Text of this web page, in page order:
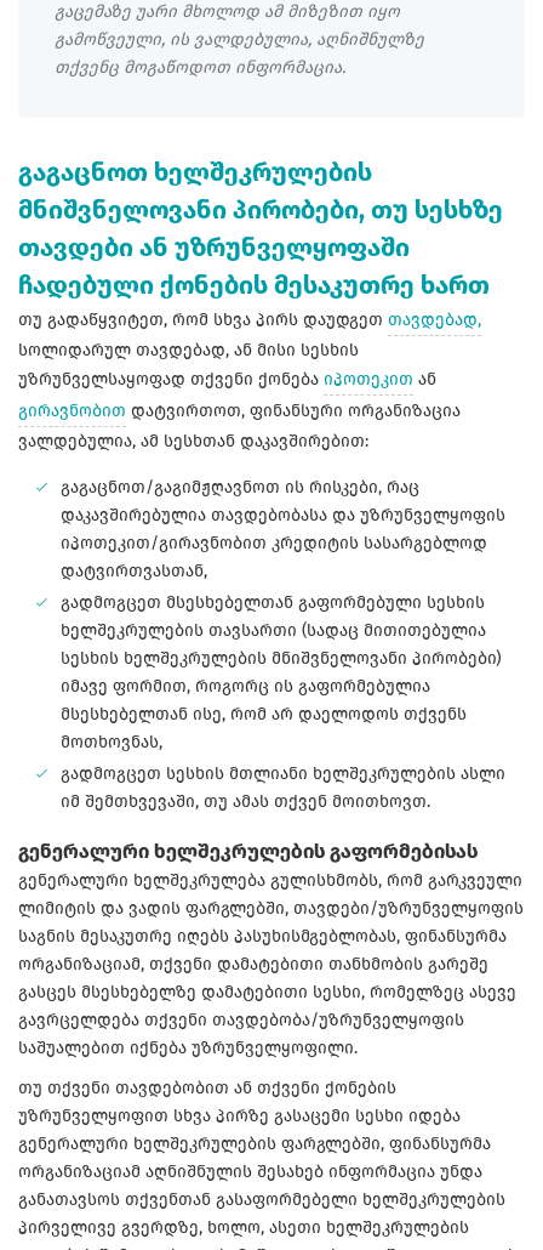
გაცემაზე უარი მხოლოდ ამ მიზეზით იყო
გამოწვეული, ის ვალდებულია, აღნიშნულზე
თქვენც მოგაწოდოთ ინფორმაცია.
გაგაცნოთ ხელშეკრულების
მნიშვნელოვანი პირობები, თუ სესხზე
თავდები ან უზრუნველყოფაში
ჩადებული ქონების მესაკუთრე ხართ
თუ გადაწყვიტეთ, რომ სხვა პირს დაუდგეთ თავდებად,
სოლიდარულ თავდებად, ან მისი სესხის
უზრუნველსაყოფად თქვენი ქონება იპოთეკით ან
გირავნობით დატვირთოთ, ფინანსური ორგანიზაცია
ვალდებულია, ამ სესხთან დაკავშირებით:
გაგაცნოთ/გაგიმჟღავნოთ ის რისკები, რაც
დაკავშირებულია თავდებობასა და უზრუნველყოფის
იპოთეკით/გირავნობით კრედიტის სასარგებლოდ
დატვირთვასთან,
გადმოგცეთ მსესხებელთან გაფორმებული სესხის
ხელშეკრულების თავსართი (სადაც მითითებულია
სესხის ხელშეკრულების მნიშვნელოვანი პირობები)
იმავე ფორმით, როგორც ის გაფორმებულია
მსესხებელთან ისე, რომ არ დაელოდოს თქვენს
მოთხოვნას,
გადმოგცეთ სესხის მთლიანი ხელშეკრულების ასლი
იმ შემთხვევაში, თუ ამას თქვენ მოითხოვთ.
გენერალური ხელშეკრულების გაფორმებისას
გენერალური ხელშეკრულება გულისხმობს, რომ გარკვეული
ლიმიტის და ვადის ფარგლებში, თავდები/უზრუნველყოფის
საგნის მესაკუთრე იღებს პასუხისმგებლობას, ფინანსურმა
ორგანიზაციამ, თქვენი დამატებითი თანხმობის გარეშე
გასცეს მსესხებელზე დამატებითი სესხი, რომელზეც ასევე
გავრცელდება თქვენი თავდებობა/უზრუნველყოფის
საშუალებით იქნება უზრუნველყოფილი.
თუ თქვენი თავდებობით ან თქვენი ქონების
უზრუნველყოფით სხვა პირზე გასაცემი სესხი იდება
გენერალური ხელშეკრულების ფარგლებში, ფინანსურმა
ორგანიზაციამ აღნიშნულის შესახებ ინფორმაცია უნდა
განათავსოს თქვენთან გასაფორმებელი ხელშეკრულების
პირველივე გვერდზე, ხოლო, ასეთი ხელშეკრულების